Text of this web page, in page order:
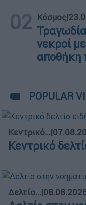
02 Κόσμος|
νεκροί
αποθήκη
POPULAR
Κεντρικό...|
Κεντρικό
Δελτίο...|